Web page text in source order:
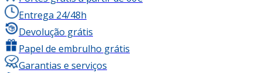
Entrega 24/48h
Devolução grátis
Papel de embrulho grátis
Garantias e serviços